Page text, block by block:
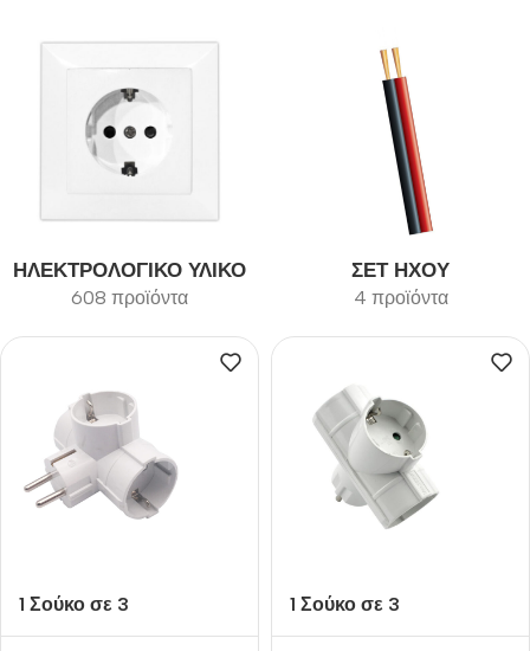
ΗΛΕΚΤΡΟΛΟΓΙΚΌ ΥΛΙΚΌ
608 προϊόντα
ΣΕΤ ΉΧΟΥ
4 προϊόντα
1 Σούκο σε 3 1 Σούκο σε 3